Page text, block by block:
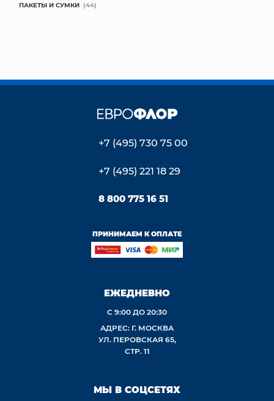
ПАКЕТЫ И СУМКИ (44)
+7 (495) 730 75 00
+7 (495) 221 18 29
8 800 775 16 51
ПРИНИМАЕМ К ОПЛАТЕ
ЕЖЕДНЕВНО
С 9:00 ДО 20:30
АДРЕС: Г. МОСКВА
УЛ. ПЕРОВСКАЯ 65,
СТР. 11
МЫ В СОЦСЕТЯХ